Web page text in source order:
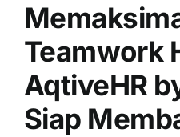
Teamwork
AqtiveHR
Siap